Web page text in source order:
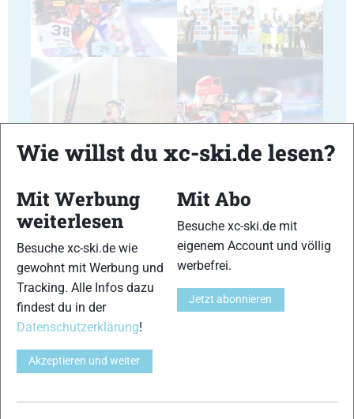
29 30
31 32
Wie willst du xc-ski.de lesen?
Mit Werbung
weiterlesen
Besuche xc-ski.de wie
gewohnt mit Werbung und
Tracking. Alle Infos dazu
findest du in der
Datenschutzerklärung!
Akzeptieren und weiter
Mit Abo
Besuche xc-ski.de mit
eigenem Account und völlig
werbefrei.
Jetzt abonnieren